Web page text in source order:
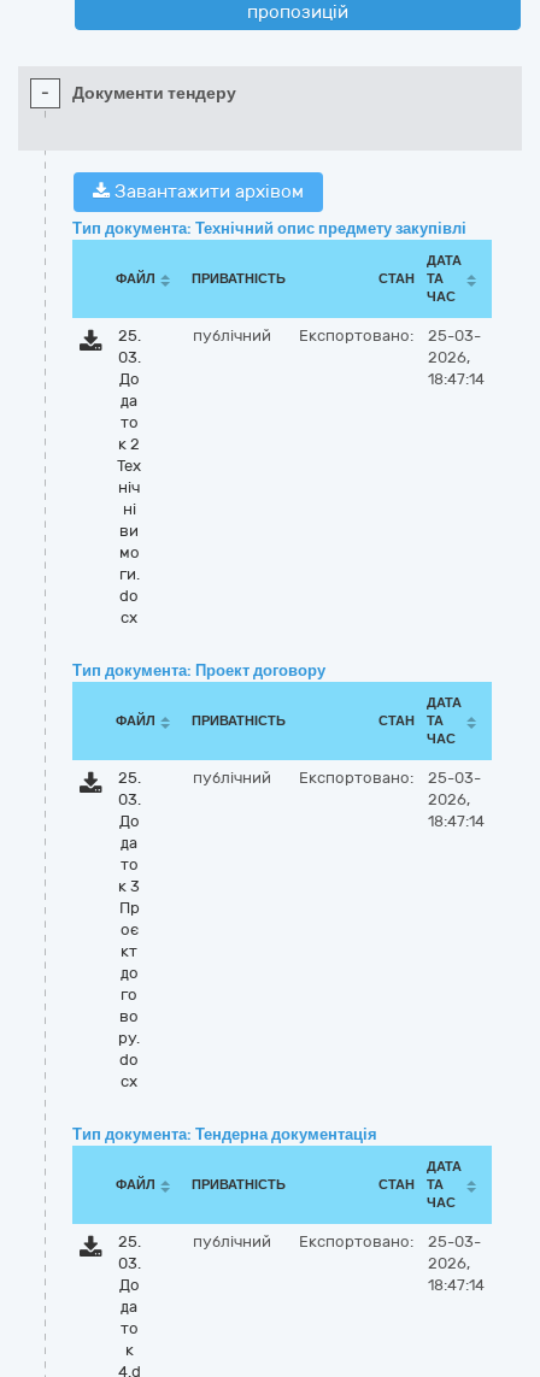
пропозицій
- Документи тендеру
Завантажити архівом
Тип документа: Технічний опис предмету закупівлі
ФАЙЛ ПРИВАТНІСТЬ СТАН
ДАТА
ТА
ЧАС
25.
03.
До
да
то
к 2
Тех
ніч
ні
ви
мо
ги.
do
cx
публічний Експортовано:
25-03-
2026,
18:47:14
Тип документа: Проект договору
ФАЙЛ ПРИВАТНІСТЬ СТАН
ДАТА
ТА
ЧАС
25.
03.
До
да
то
к 3
Пр
оє
кт
до
го
во
ру.
do
cx
публічний Експортовано:
25-03-
2026,
18:47:14
Тип документа: Тендерна документація
ФАЙЛ ПРИВАТНІСТЬ СТАН
ДАТА
ТА
ЧАС
25.
03.
До
да
то
к
4.d
публічний Експортовано:
25-03-
2026,
18:47:14